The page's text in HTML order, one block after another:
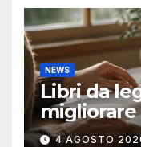
NEWS
Libri da
4 AGOSTO